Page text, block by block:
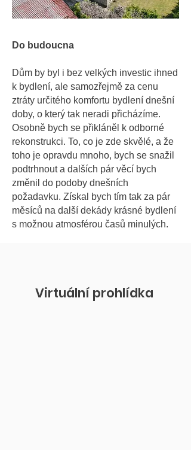
Do budoucna
Dům by byl i bez velkých investic ihned
k bydlení, ale samozřejmě za cenu
ztráty určitého komfortu bydlení dnešní
doby, o který tak neradi přicházíme.
Osobně bych se přikláněl k odborné
rekonstrukci. To, co je zde skvělé, a že
toho je opravdu mnoho, bych se snažil
podtrhnout a dalších pár věcí bych
změnil do podoby dnešních
požadavku. Získal bych tím tak za pár
měsíců na další dekády krásné bydlení
s možnou atmosférou časů minulých.
Virtuální prohlídka